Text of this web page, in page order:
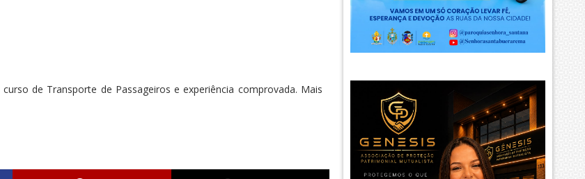
de Transporte de Passageiros e experiência comprovada. Mais